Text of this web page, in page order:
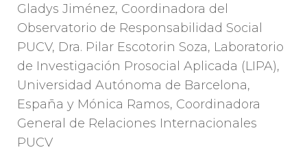
Gladys Jiménez, Coordinadora del
Observatorio de Responsabilidad Social
PUCV, Dra. Pilar Escotorin Soza, Laboratorio
de Investigación Prosocial Aplicada (LIPA),
Universidad Autónoma de Barcelona,
España y Mónica Ramos, Coordinadora
General de Relaciones Internacionales
PUCV